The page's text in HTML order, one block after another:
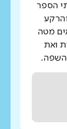
הספר
מטה
ואת
השפה.